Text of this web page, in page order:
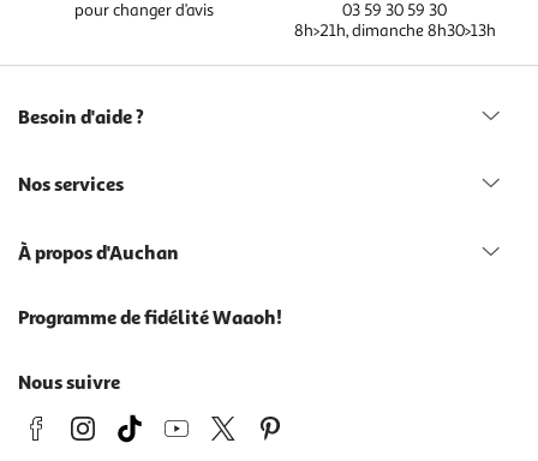
pour changer d’avis
03 59 30 59 30
8h>21h, dimanche 8h30>13h
Besoin d'aide ?
Nos services
À propos d'Auchan
Programme de fidélité Waaoh!
Nous suivre